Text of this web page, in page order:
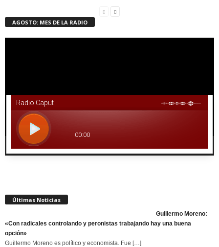
AGOSTO: MES DE LA RADIO
00:00
Últimas Noticias
Guillermo Moreno:
«Con radicales controlando y peronistas trabajando hay una buena
opción»
Guillermo Moreno es político y economista. Fue […]